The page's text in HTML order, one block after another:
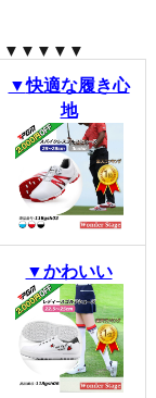
▼▼▼▼▼
▼快適な履き心
地
▼かわいい